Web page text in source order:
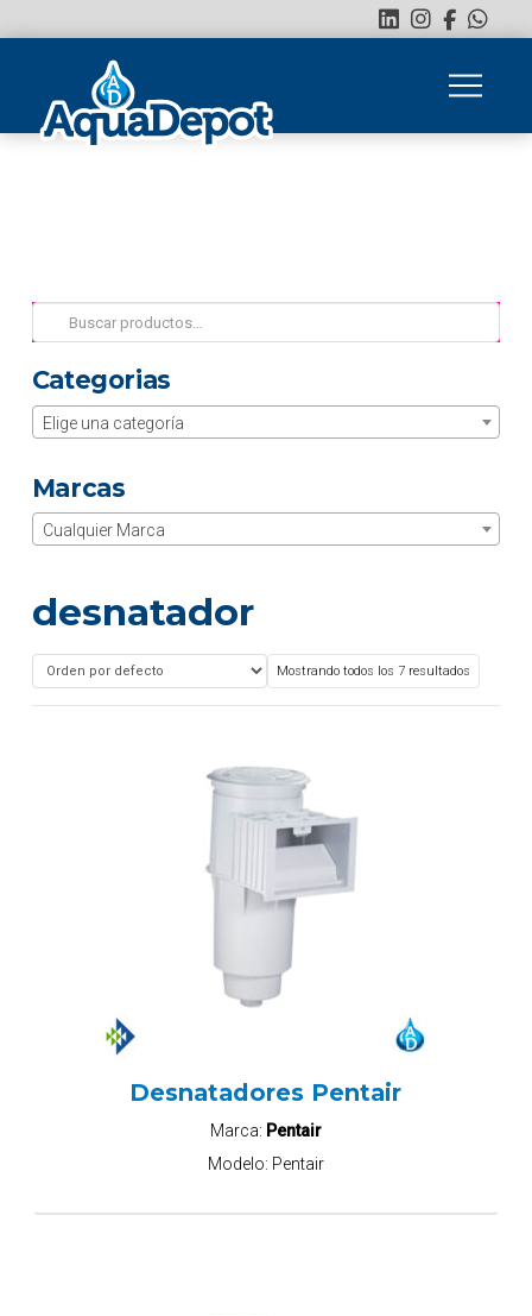
Buscar
por:
Categorias
Elige una categoría
Marcas
Cualquier Marca
desnatador
Mostrando todos los 7 resultados
Desnatadores Pentair
Marca: Pentair
Modelo: Pentair